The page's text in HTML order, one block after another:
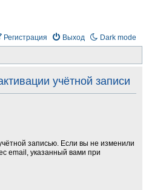
Dark mode
Выход
Регистрация
учётной записи
записью. Если вы не изменили
email, указанный вами при